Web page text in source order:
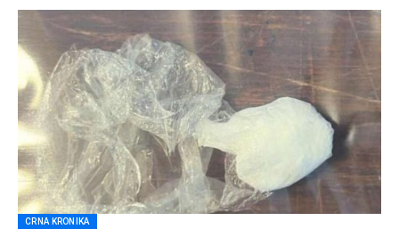
CRNA KRONIKA